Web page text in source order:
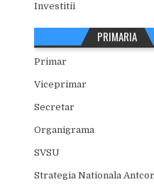
Investitii
PRIMARIA
Primar
Viceprimar
Secretar
Organigrama
SVSU
Strategia Nationala